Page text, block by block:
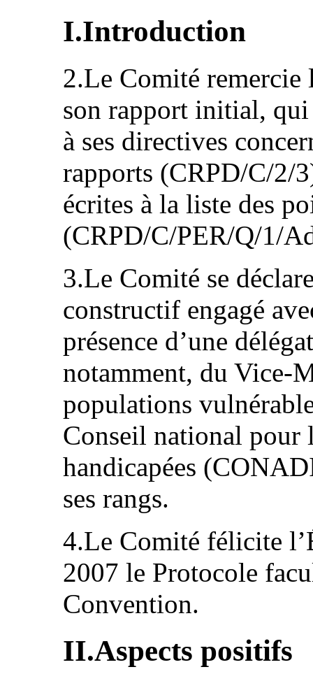
I.Introduction
2.Le Comité remercie
son rapport initial, qui
à ses directives
rapports (CRPD/C/2/
écrites à la liste des
(CRPD/C/PER/Q/1/
3.Le Comité se
constructif engagé
présence d’une
notamment, du Vice-
populations
Conseil national pour
handicapées
ses rangs.
4.Le Comité félicite
2007 le Protocole
Convention.
II.Aspects positifs